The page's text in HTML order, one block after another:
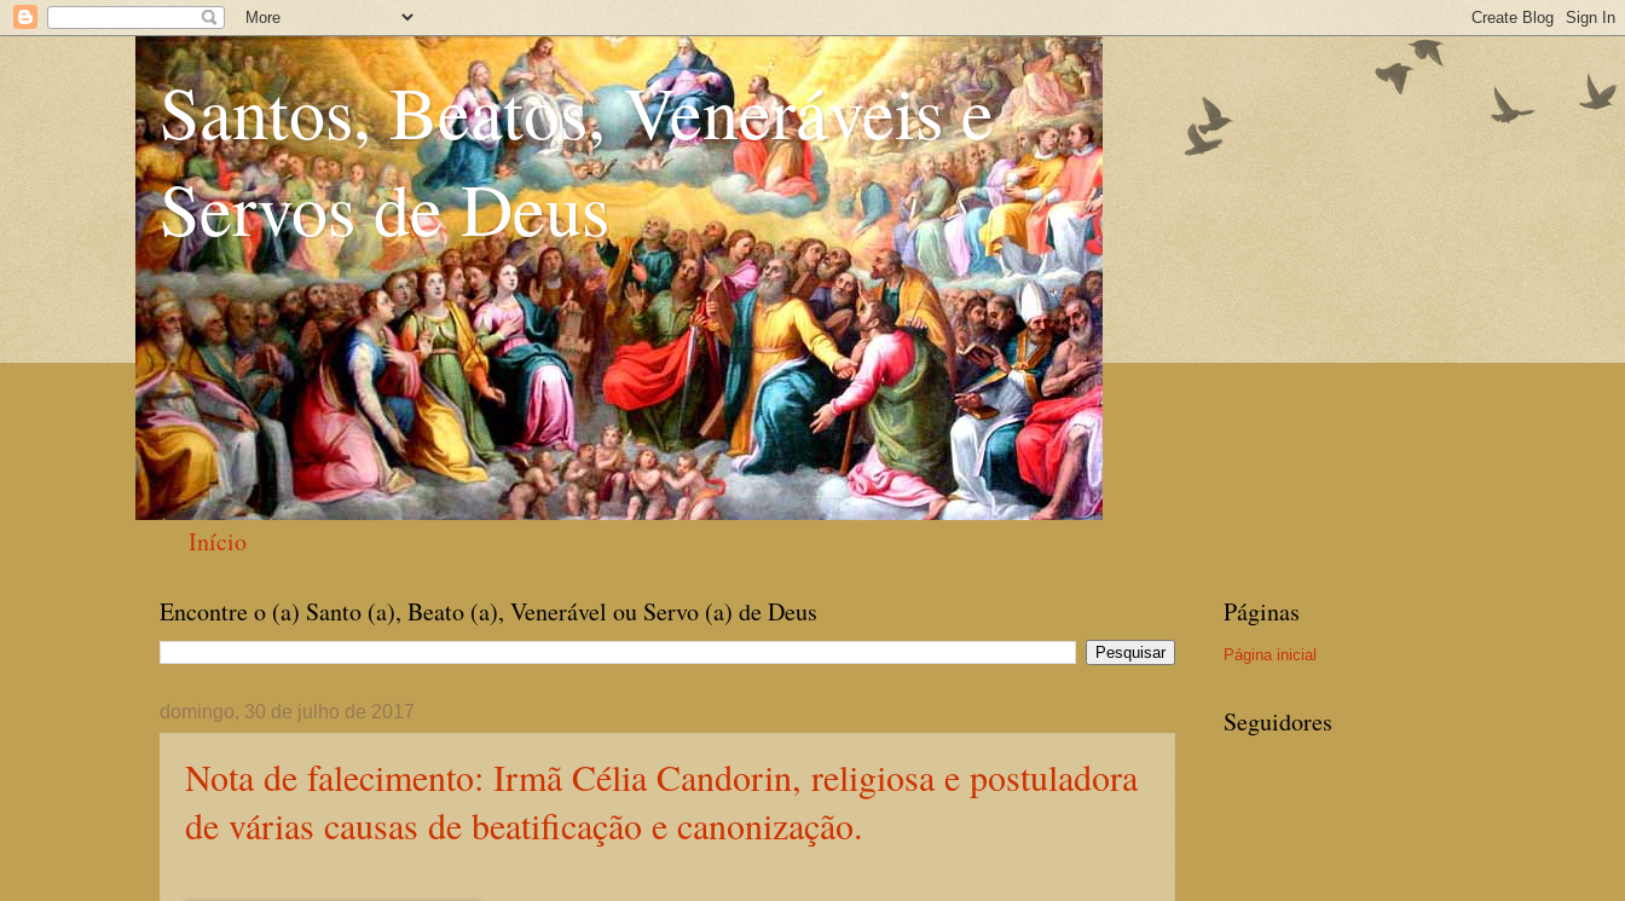
Santos, Beatos, Veneráveis e
Servos de Deus
Início
Encontre o (a) Santo (a), Beato (a), Venerável ou Servo (a) de Deus
domingo, 30 de julho de 2017
Nota de falecimento: Irmã Célia Candorin, religiosa e postuladora
de várias causas de beatificação e canonização.
Páginas
Página inicial
Seguidores